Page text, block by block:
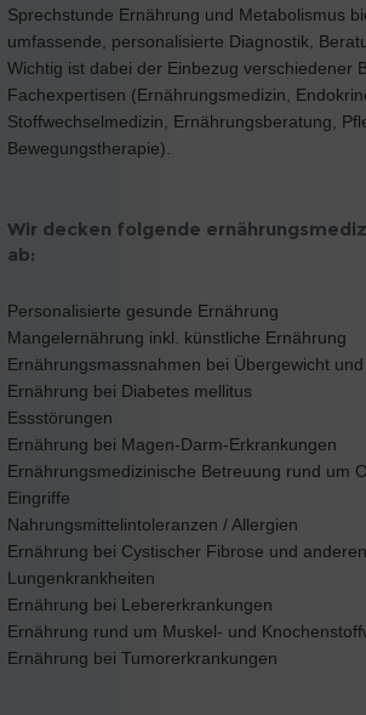
Sprechstunde Ernährung und Metabolismus
umfassende, personalisierte Diagnostik,
Wichtig ist dabei der Einbezug verschiedener
Fachexpertisen (Ernährungsmedizin,
Stoffwechselmedizin, Ernährungsberatung,
Bewegungstherapie).
Wir decken folgende
ab:
Personalisierte gesunde Ernährung
Mangelernährung inkl. künstliche Ernährung
Ernährungsmassnahmen bei Übergewicht und
Ernährung bei Diabetes mellitus
Essstörungen
Ernährung bei Magen-Darm-Erkrankungen
Ernährungsmedizinische Betreuung rund um
Eingriffe
Nahrungsmittelintoleranzen / Allergien
Ernährung bei Cystischer Fibrose und
Lungenkrankheiten
Ernährung bei Lebererkrankungen
Ernährung rund um Muskel- und
Ernährung bei Tumorerkrankungen